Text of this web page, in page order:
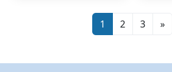
1 2 3 »